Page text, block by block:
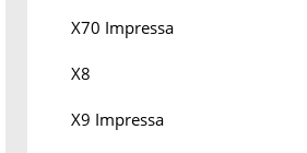
X70 Impressa
X8
X9 Impressa